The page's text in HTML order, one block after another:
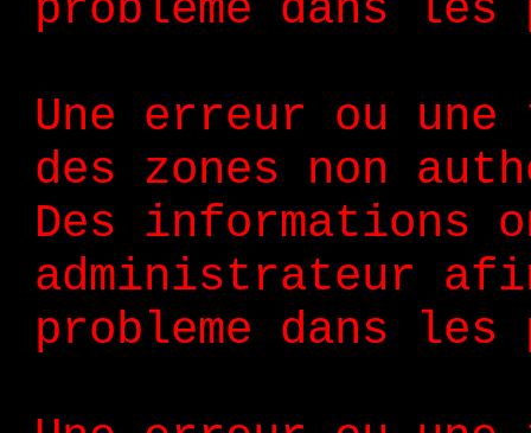
Une erreur ou
des zones non
Des informations
administrateur
probleme dans